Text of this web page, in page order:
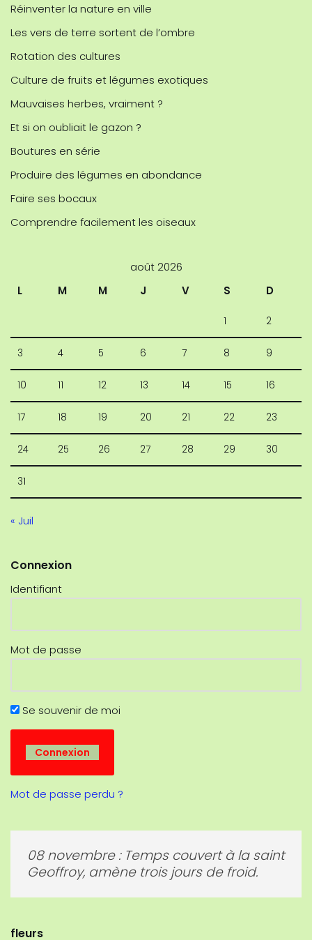
Réinventer la nature en ville
Les vers de terre sortent de l’ombre
Rotation des cultures
Culture de fruits et légumes exotiques
Mauvaises herbes, vraiment ?
Et si on oubliait le gazon ?
Boutures en série
Produire des légumes en abondance
Faire ses bocaux
Comprendre facilement les oiseaux
août 2026
L
M M J V S D
1 2
3 4 5 6 7 8 9
10 11 12 13 14 15 16
17 18 19 20 21 22 23
24 25 26 27 28 29 30
31
« Juil
Connexion
Identifiant
Mot de passe
Se souvenir de moi
Mot de passe perdu ?
08 novembre : Temps couvert à la saint
Geoffroy, amène trois jours de froid.
fleurs